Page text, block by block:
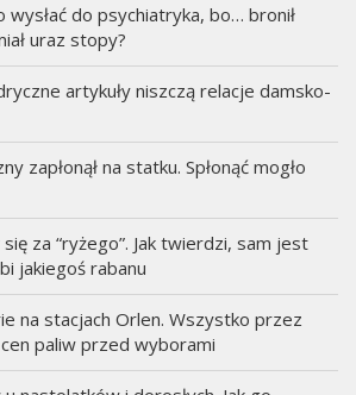
wysłać do psychiatryka, bo… bronił
uraz stopy?
artykuły niszczą relacje damsko-
zapłonął na statku. Spłonąć mogło
za “ryżego”. Jak twierdzi, sam jest
jakiegoś rabanu
na stacjach Orlen. Wszystko przez
paliw przed wyborami